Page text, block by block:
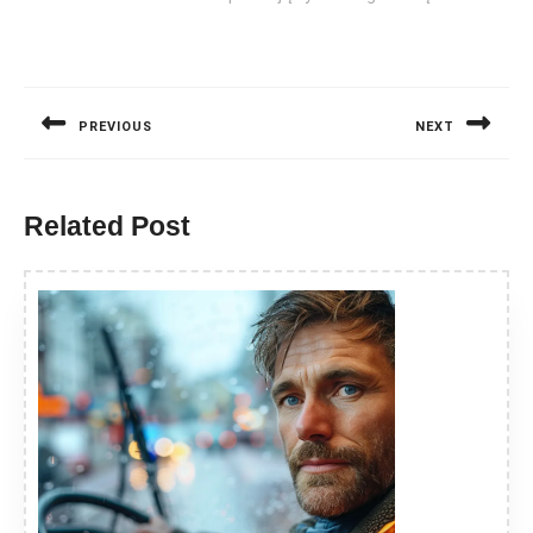
PREVIOUS NEXT
Related Post